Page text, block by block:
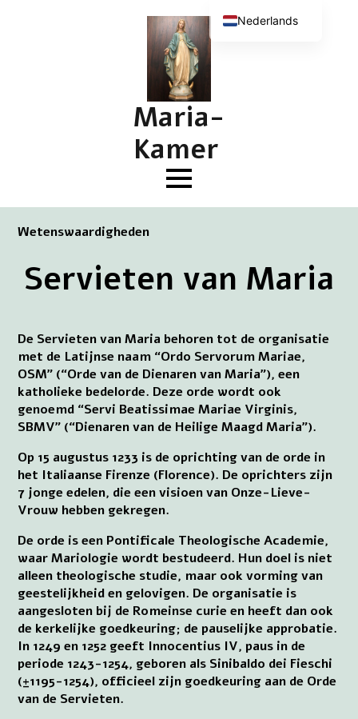
Maria-
Kamer
Wetenswaardigheden
Servieten van Maria
De Servieten van Maria behoren tot de organisatie
met de Latijnse naam “Ordo Servorum Mariae,
OSM” (“Orde van de Dienaren van Maria”), een
katholieke bedelorde. Deze orde wordt ook
genoemd “Servi Beatissimae Mariae Virginis,
SBMV” (“Dienaren van de Heilige Maagd Maria”).
Op 15 augustus 1233 is de oprichting van de orde in
het Italiaanse Firenze (Florence). De oprichters zijn
7 jonge edelen, die een visioen van Onze-Lieve-
Vrouw hebben gekregen.
De orde is een Pontificale Theologische Academie,
waar Mariologie wordt bestudeerd. Hun doel is niet
alleen theologische studie, maar ook vorming van
geestelijkheid en gelovigen. De organisatie is
aangesloten bij de Romeinse curie en heeft dan ook
de kerkelijke goedkeuring; de pauselijke approbatie.
In 1249 en 1252 geeft Innocentius IV, paus in de
periode 1243-1254, geboren als Sinibaldo dei Fieschi
(±1195-1254), officieel zijn goedkeuring aan de Orde
van de Servieten.
Nederlands